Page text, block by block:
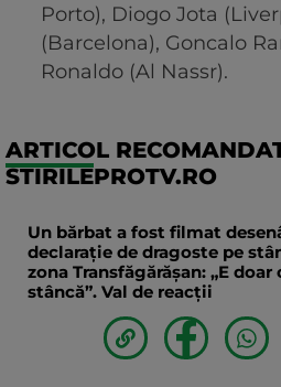
Porto), Diogo Jota
(Barcelona), Goncalo
Ronaldo (Al Nassr).
ARTICOL
STIRILEPROTV.RO
Un bărbat a fost filmat
declaraţie de dragoste pe
zona Transfăgărăşan: „E doar
stâncă”. Val de reacții